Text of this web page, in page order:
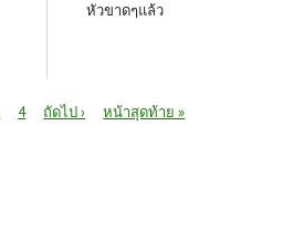
หัวขาดๆแล้ว
4 ถัดไป › หน้าสุดท้าย »